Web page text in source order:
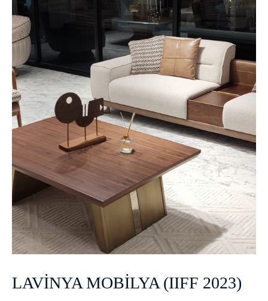
LAVİNYA MOBİLYA (IIFF 2023)